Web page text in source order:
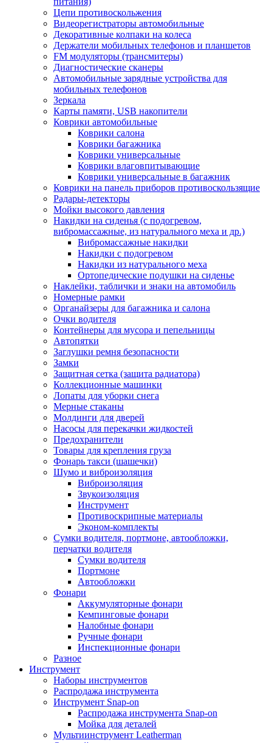
Цепи противоскольжения
Видеорегистраторы автомобильные
Декоративные колпаки на колеса
Держатели мобильных телефонов и планшетов
FM модуляторы (трансмитеры)
Диагностические сканеры
Автомобильные зарядные устройства для
мобильных телефонов
Зеркала
Карты памяти, USB накопители
Коврики автомобильные
Коврики салона
Коврики багажника
Коврики универсальные
Коврики влаговпитывающие
Коврики универсальные в багажник
Коврики на панель приборов противоскользящие
Радары-детекторы
Мойки высокого давления
Накидки на сиденья (с подогревом,
вибромассажные, из натурального меха и др.)
Вибромассажные накидки
Накидки с подогревом
Накидки из натурального меха
Ортопедические подушки на сиденье
Наклейки, таблички и знаки на автомобиль
Номерные рамки
Органайзеры для багажника и салона
Очки водителя
Контейнеры для мусора и пепельницы
Автопятки
Заглушки ремня безопасности
Замки
Защитная сетка (защита радиатора)
Коллекционные машинки
Лопаты для уборки снега
Мерные стаканы
Молдинги для дверей
Насосы для перекачки жидкостей
Предохранители
Товары для крепления груза
Фонарь такси (шашечки)
Шумо и виброизоляция
Виброизоляция
Звукоизоляция
Инструмент
Противоскрипные материалы
Эконом-комплекты
Сумки водителя, портмоне, автообложки,
перчатки водителя
Cумки водителя
Портмоне
Автообложки
Фонари
Аккумуляторные фонари
Кемпинговые фонари
Налобные фонари
Ручные фонари
Инспекционные фонари
Разное
Инструмент
Наборы инструментов
Распродажа инструмента
Инструмент Snap-on
Распродажа инструмента Snap-on
Мойка для деталей
Мультиинструмент Leatherman